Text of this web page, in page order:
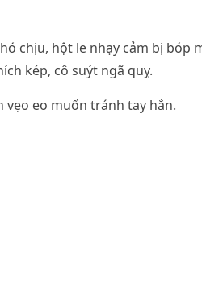
chịu, hột le nhạy cảm bị bóp
kép, cô suýt ngã quỵ.
eo muốn tránh tay hắn.